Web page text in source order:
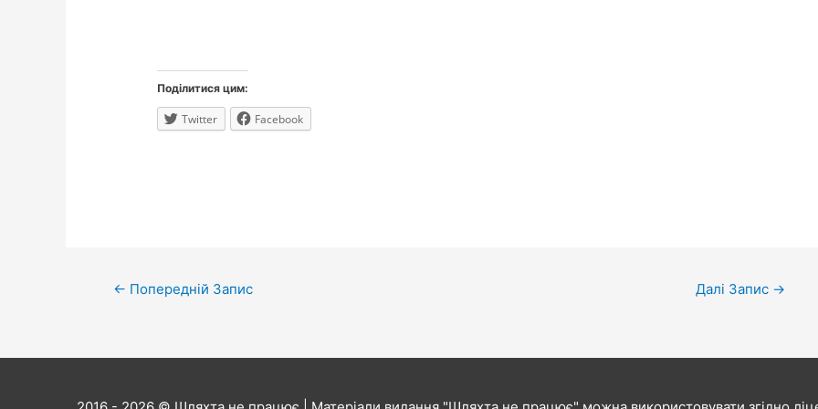
Поділитися цим:
Twitter Facebook
Навігація
← Попередній Запис Далі Запис →